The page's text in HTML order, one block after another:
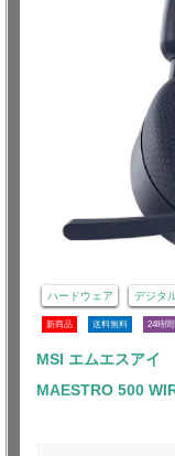
ハードウェア デジタ
新商品 送料無料 24時
MSI エムエスアイ
MAESTRO 500